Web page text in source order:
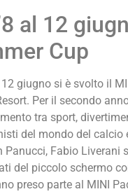
al 12
Cup
12 giugno si è svolto il
Per il secondo
tra sport,
del mondo del calcio
Panucci, Fabio Liverani
del piccolo schermo
preso parte al MINI